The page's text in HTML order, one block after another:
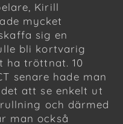
Kirill
mycket
sig en
bli kortvarig
ha tröttnat. 10
senare hade man
att se enkelt ut
och därmed
man också